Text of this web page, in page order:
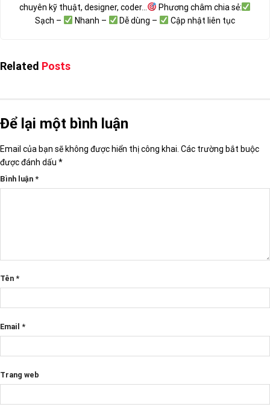
chuyên kỹ thuật, designer, coder...
Phương châm chia sẻ:
Sạch –
Nhanh – Dễ dùng – Cập nhật liên tục
Related Posts
Để lại một bình luận
Email của bạn sẽ không được hiển thị công khai. Các trường bắt buộc
được đánh dấu *
Bình luận *
Tên *
Email *
Trang web